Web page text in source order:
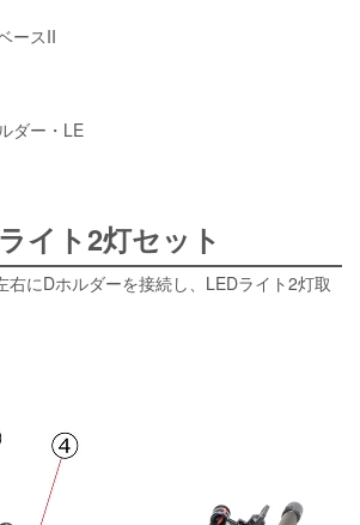
ースII
ダー・LE
イト2灯セット
右にDホルダーを接続し、LEDライト2灯取